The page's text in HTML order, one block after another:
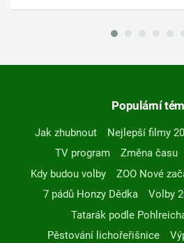
Populární
Jak zhubnout Nejlepší filmy
TV program
Změna času
Kdy budou volby
ZOO Nové
7 pádů Honzy Dědka
Volby
Tatarák podle
Pěstování lichořeřišnice